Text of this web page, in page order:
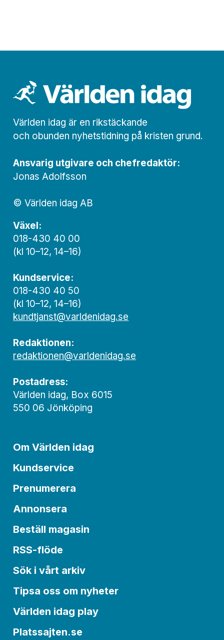
Världen idag är en rikstäckande
och obunden nyhets­­­tidning på kristen grund.
Ansvarig utgivare och chef­redaktör:
Jonas Adolfsson
© Världen idag AB
Växel:
018-430 40 00
(kl 10–12, 14–16)
Kundservice:
018-430 40 50
(kl 10–12, 14–16)
kundtjanst@varldenidag.se
Redaktionen:
redaktionen@varldenidag.se
Postadress:
Världen idag, Box 6015
550 06 Jönköping
Om Världen idag
Kundservice
Prenumerera
Annonsera
Beställ magasin
RSS-flöde
Sök i vårt arkiv
Tipsa oss om nyheter
Världen idag play
Platssajten.se